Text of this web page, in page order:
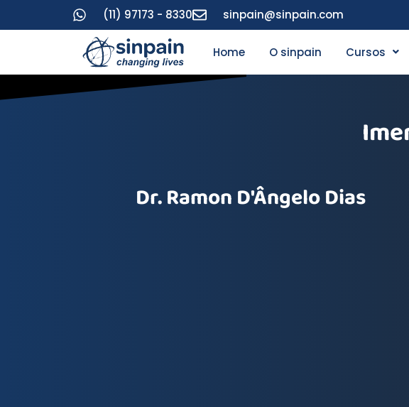
(11) 97173 - 8330 sinpain@sinpain.com
Home O sinpain Cursos
Dr. Ramon D'Ângelo Dias